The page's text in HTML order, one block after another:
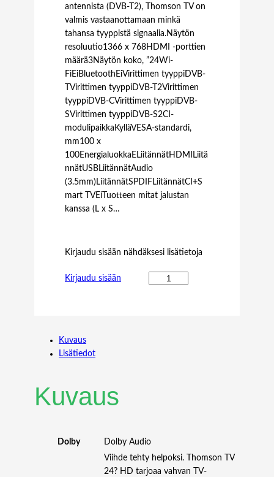
antennista (DVB-T2), Thomson TV on
valmis vastaanottamaan minkä
tahansa tyyppistä signaalia.Näytön
resoluutio1366 x 768HDMI -porttien
määrä3Näytön koko, ”24Wi-
FiEiBluetoothEiVirittimen tyyppiDVB-
TVirittimen tyyppiDVB-T2Virittimen
tyyppiDVB-CVirittimen tyyppiDVB-
SVirittimen tyyppiDVB-S2CI-
modulipaikkaKylläVESA-standardi,
mm100 x
100EnergialuokkaELiitännätHDMILiitä
nnätUSBLiitännätAudio
(3.5mm)LiitännätSPDIFLiitännätCI+S
mart TVEiTuotteen mitat jalustan
kanssa (L x S…
Kirjaudu sisään nähdäksesi lisätietoja
K
M
2
Kirjaudu sisään
Kuvaus
Lisätiedot
Kuvaus
Dolby Dolby Audio
Viihde tehty helpoksi. Thomson TV
24? HD tarjoaa vahvan TV-